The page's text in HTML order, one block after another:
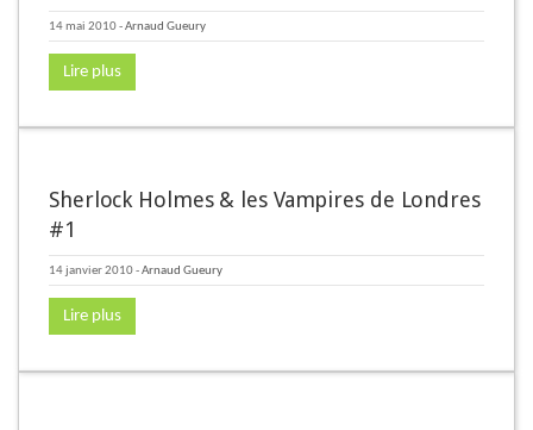
14 mai 2010-Arnaud Gueury
Lire plus
Sherlock Holmes & les Vampires de Londres
#1
14 janvier 2010-Arnaud Gueury
Lire plus